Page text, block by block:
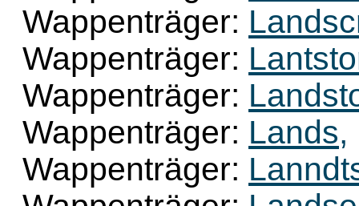
Wappenträger:
Wappenträger:
Wappenträger:
Wappenträger: Lands,
Wappenträger: